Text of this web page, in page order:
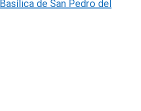
Basílica de San Pedro del